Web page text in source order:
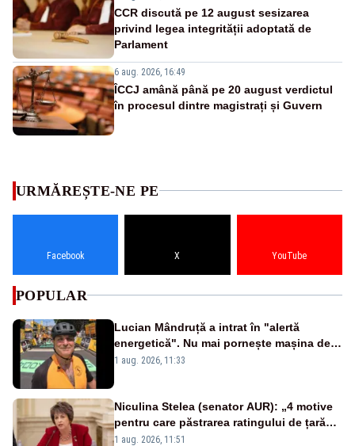
CCR discută pe 12 august sesizarea
privind legea integrității adoptată de
Parlament
6 aug. 2026, 16:49
ÎCCJ amână până pe 20 august verdictul
în procesul dintre magistrați și Guvern
URMĂREȘTE-NE PE
Facebook X YouTube
POPULAR
Lucian Mândruță a intrat în "alertă
energetică". Nu mai pornește mașina de
spălat seara
1 aug. 2026, 11:33
Niculina Stelea (senator AUR): „4 motive
pentru care păstrarea ratingului de țară
nu este o reușită pentru Guvernul
1 aug. 2026, 11:51